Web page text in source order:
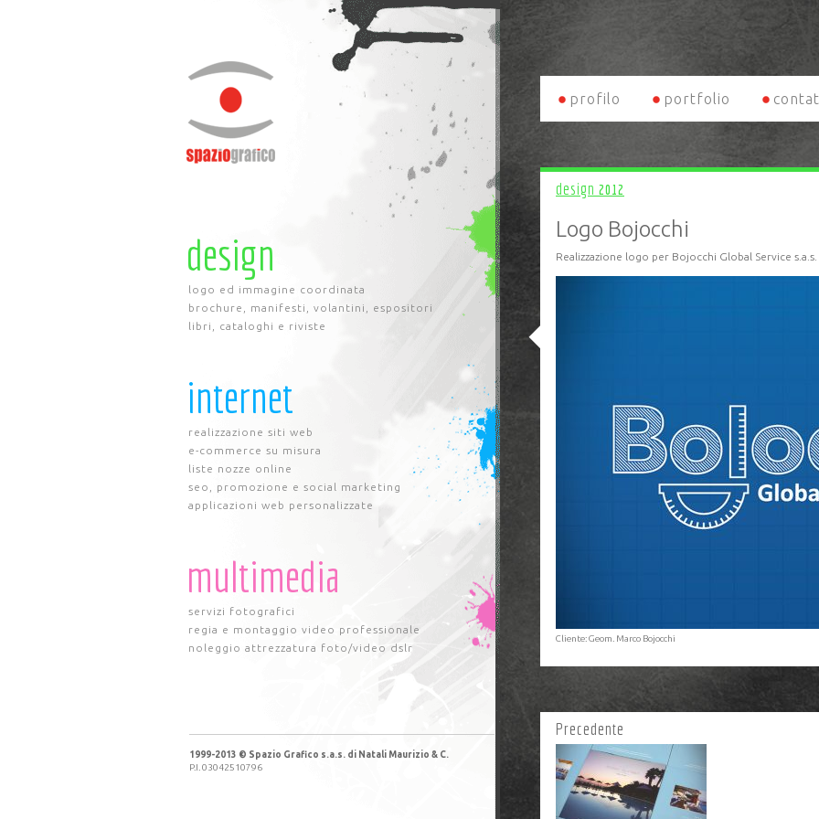
design
logo ed immagine coordinata
brochure, manifesti, volantini, espositori
libri, cataloghi e riviste
internet
realizzazione siti web
e-commerce su misura
liste nozze online
seo, promozione e social marketing
applicazioni web personalizzate
multimedia
servizi fotografici
regia e montaggio video professionale
noleggio attrezzatura foto/video dslr
1999-2013 © Spazio Grafico s.a.s. di Natali Maurizio & C.
P.I. 03042510796
profilo portfolio
design 2012
Logo Bojocchi
Realizzazione logo per Bojocchi Global Service s.a.s.
Cliente: Geom. Marco Bojocchi
Precedente